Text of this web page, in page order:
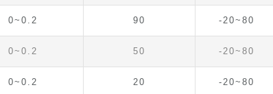
0~0.2 90 -20~80
0~0.2 50 -20~80
0~0.2 20 -20~80